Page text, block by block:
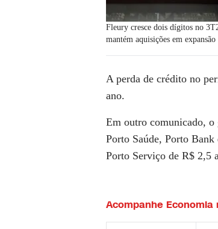
Fleury cresce dois dígitos no
mantém aquisições em expansão
A perda de crédito no
ano.
Em outro comunicado, o
Porto Saúde, Porto Bank
Porto Serviço de R$ 2,5
Acompanhe Economia